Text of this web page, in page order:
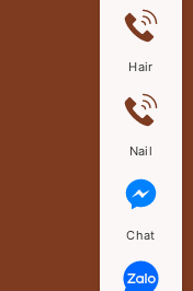
Hair
Nail
Chat